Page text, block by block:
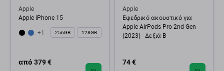
Apple
Apple iPhone 15
+1 256GB 128GB
από 379 €
Apple
Εφεδρικό ακουστικό για
Apple AirPods Pro 2nd Gen
(2023) - Δεξιά B
74 €